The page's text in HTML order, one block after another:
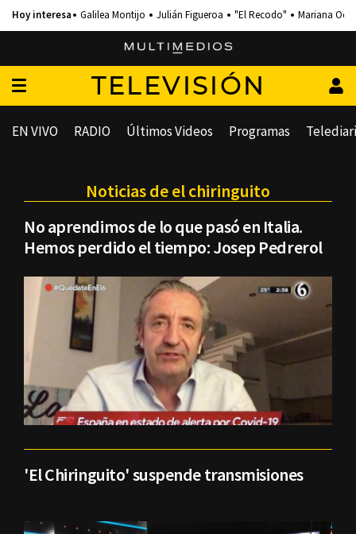
Galilea Montijo Julián Figueroa "El Recodo" Mariana
TELEVISIÓN
EN VIVO RADIO Últimos Videos Programas
Noticias de el chiringuito
No aprendimos de lo que pasó en Italia.
Hemos perdido el tiempo: Josep Pedrerol
'El Chiringuito' suspende transmisiones